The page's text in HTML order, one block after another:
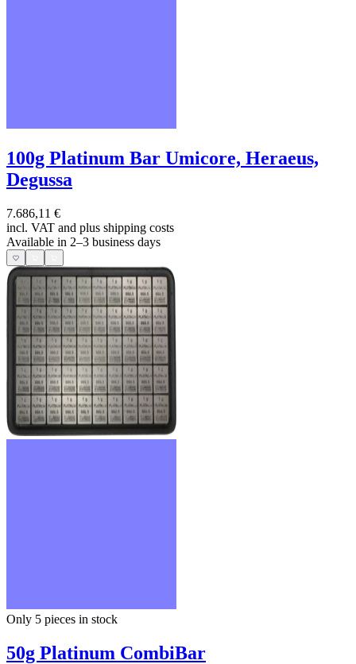
100g Platinum Bar Umicore, Heraeus,
Degussa
7.686,11 €
incl. VAT and plus shipping costs
Available in 2–3 business days
Only 5 pieces in stock
50g Platinum CombiBar